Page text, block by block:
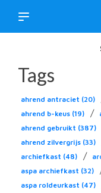
Tags
ahrend antraciet (20)
ahrend b-keus (19) /
ahrend gebruikt (387)
ahrend zilvergrijs (33)
archiefkast (48) /
aspa archiefkast (32)
aspa roldeurkast (47)